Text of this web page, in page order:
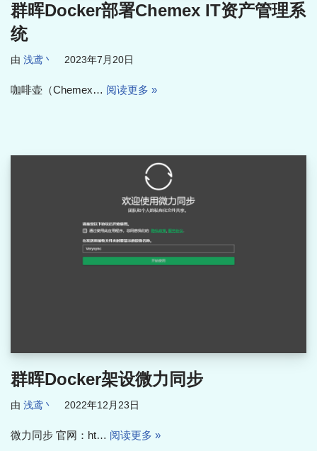
群晖Docker部署Chemex IT资产管理系
统
由 浅鸢丶 2023年7月20日
咖啡壶（Chemex… 阅读更多 »
群晖Docker架设微力同步
由 浅鸢丶 2022年12月23日
微力同步 官网：ht… 阅读更多 »